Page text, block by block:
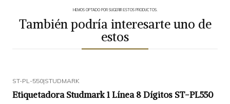
HEMOS OPTADO POR SUGERIR ESTOS PRODUCTOS.
También podría interesarte uno de
estos
ST-PL-550|STUDMARK
Etiquetadora Studmark 1 Línea 8 Dígitos ST-PL550